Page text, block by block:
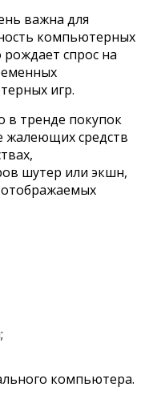
важна для
компьютерных
рождает спрос на
игр.
в тренде покупок
жалеющих средств
шутер или экшн,
компьютера.